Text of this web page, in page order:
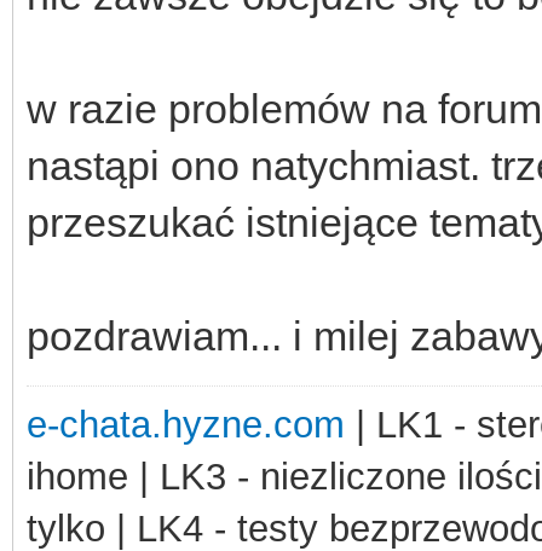
w razie problemów na
nastąpi ono natychmiast.
przeszukać istniejące
pozdrawiam... i milej
e-chata.hyzne.com | LK1 -
ihome | LK3 - niezliczone
tylko | LK4 - testy